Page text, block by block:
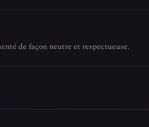
de façon neutre et respectueuse.